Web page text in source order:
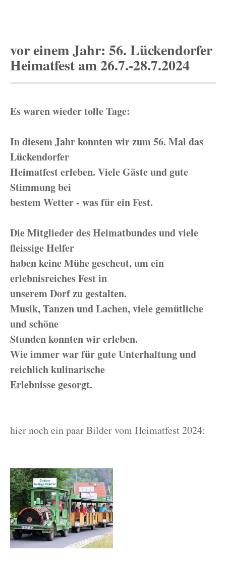
vor einem Jahr: 56. Lückendorfer
Heimatfest am 26.7.-28.7.2024
Es waren wieder tolle Tage:
In diesem Jahr konnten wir zum 56. Mal das
Lückendorfer
Heimatfest erleben. Viele Gäste und gute
Stimmung bei
bestem Wetter - was für ein Fest.
Die Mitglieder des Heimatbundes und viele
fleissige Helfer
haben keine Mühe gescheut, um ein
erlebnisreiches Fest in
unserem Dorf zu gestalten.
Musik, Tanzen und Lachen, viele gemütliche
und schöne
Stunden konnten wir erleben.
Wie immer war für gute Unterhaltung und
reichlich kulinarische
Erlebnisse gesorgt.
hier noch ein paar Bilder vom Heimatfest 2024: